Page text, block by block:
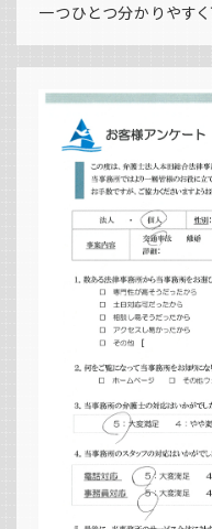
一つひとつ分かりやす